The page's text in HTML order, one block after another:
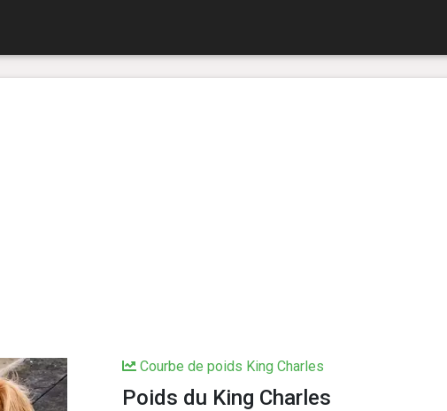
Courbe de poids King Charles
Poids du King Charles